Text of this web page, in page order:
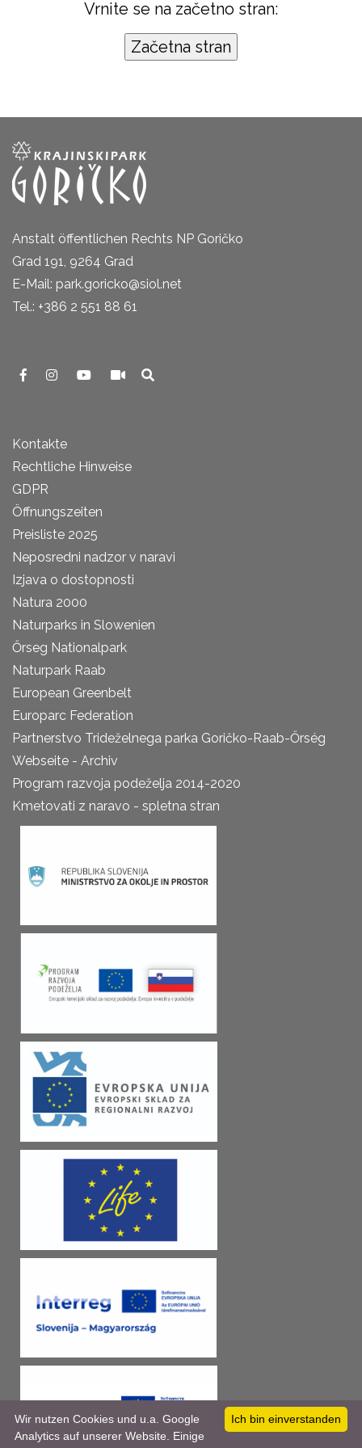
Vrnite se na začetno stran:
Anstalt öffentlichen Rechts NP Goričko
Grad 191, 9264 Grad
E-Mail: park.goricko@siol.net
Tel.: +386 2 551 88 61
Kontakte
Rechtliche Hinweise
GDPR
Öffnungszeiten
Preisliste 2025
Neposredni nadzor v naravi
Izjava o dostopnosti
Natura 2000
Naturparks in Slowenien
Őrseg Nationalpark
Naturpark Raab
European Greenbelt
Europarc Federation
Partnerstvo Trideželnega parka Goričko-Raab-Őrség
Webseite - Archiv
Program razvoja podeželja 2014-2020
Kmetovati z naravo - spletna stran
Ich bin einverstanden
Wir nutzen Cookies und u.a. Google
Analytics auf unserer Website. Einige